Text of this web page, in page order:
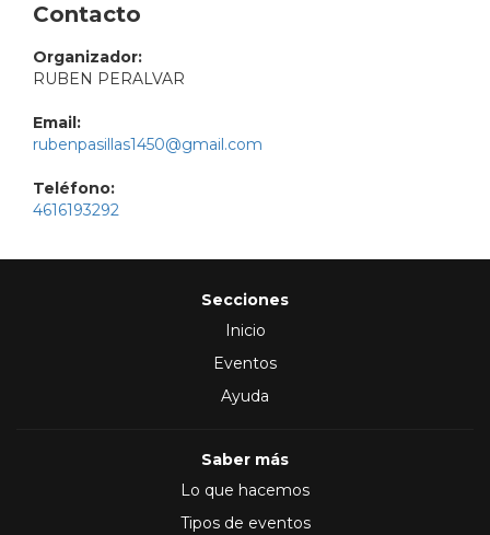
Contacto
Organizador:
RUBEN PERALVAR
Email:
rubenpasillas1450@gmail.com
Teléfono:
4616193292
Secciones
Inicio
Eventos
Ayuda
Saber más
Lo que hacemos
Tipos de eventos